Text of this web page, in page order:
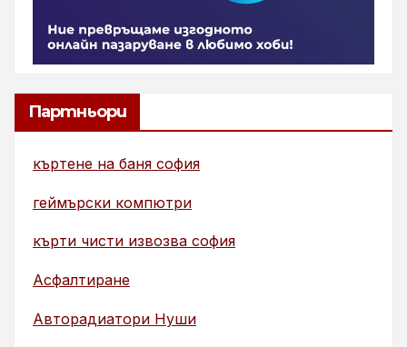
Партньори
къртене на баня софия
геймърски компютри
кърти чисти извозва софия
Асфалтиране
Авторадиатори Нуши